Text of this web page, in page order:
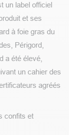
un label officiel
et ses
à foie gras du
Périgord,
a été élevé,
un cahier des
agréés
confits et